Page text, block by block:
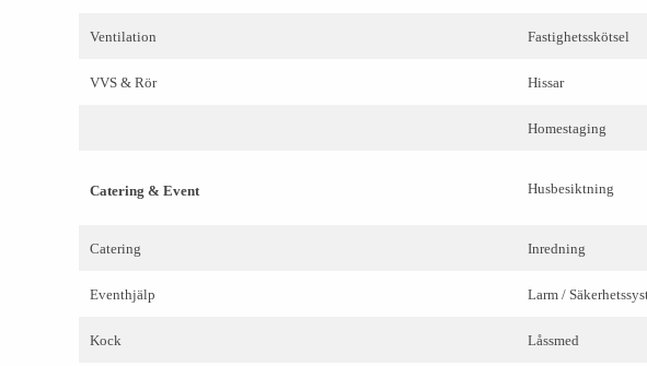
Ventilation Fastighetsskötsel
VVS & Rör Hissar
Homestaging
Catering & Event Husbesiktning
Catering Inredning
Eventhjälp Larm /
Kock Låssmed